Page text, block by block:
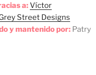
a:Víctor
Street Designs
y mantenido por: Patry